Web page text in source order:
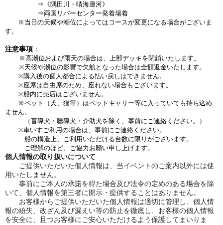
⇒《隅田川・晴海運河》
⇒両国リバーセンター発着場着
※当日の天候や潮位によってはコースが変更になる場合がございま
す。
注意事項 ：
※高潮位および雨天の場合は、上部デッキを閉鎖いたします。
※天候や潮位の影響で欠航となった場合は全額返金いたします。
※購入後の個人都合による払い戻しはできません。
※座席は自由席のため、座れない場合もございます。
※船内に売店はございません。
※ペット（犬、猫等）はペットキャリー等に入っていても持ち込め
ません。
（盲導犬・聴導犬・介助犬を除く、事前にご連絡ください。）
※車いすご利用の場合は、事前にご連絡ください。
船の構造上、ご利用いただける台数に限りがございます。
ご理解のほど、ご協力お願い申し上げます。
個人情報の取り扱いについて
ご提供いただいた個人情報は、当イベントのご案内以外には使
用いたしません。
事前にご本人の承諾を得た場合及び法令の定めのある場合を除
いて、個人情報を第三者に開示・提供することはありません。
お客様からご提供いただいた個人情報は適切に管理し、個人情
報の紛失、改ざん及び漏えい等の防止を徹底し、お客様の個人情報
を安全に、且つお客様にご安心いただけるよう保護してまいりま